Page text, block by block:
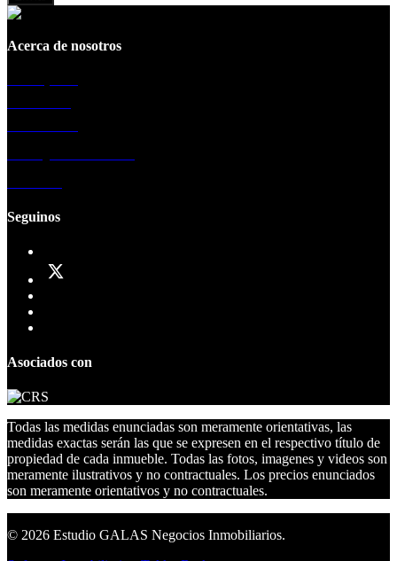
Acerca de nosotros
Seguinos
Asociados con
Todas las medidas enunciadas son meramente orientativas, las
medidas exactas serán las que se expresen en el respectivo título de
propiedad de cada inmueble. Todas las fotos, imagenes y videos son
meramente ilustrativos y no contractuales. Los precios enunciados
son meramente orientativos y no contractuales.
© 2026 Estudio GALAS Negocios Inmobiliarios.